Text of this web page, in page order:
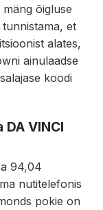
õigluse
et
alates,
ainulaadse
koodi
VINCI
94,04
nutitelefonis
pokie on